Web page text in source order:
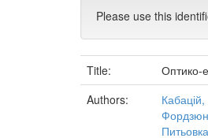
Please use this
Title:
Оптико-
Authors: